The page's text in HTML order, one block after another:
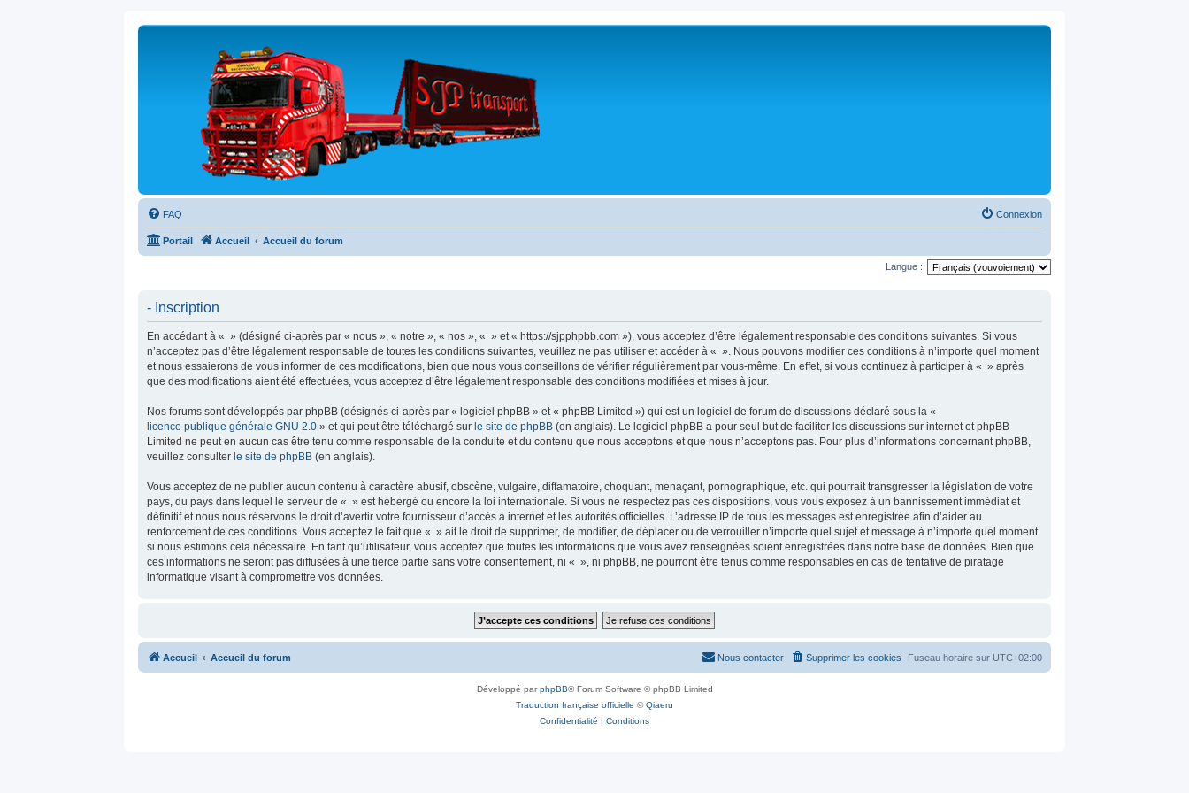
FAQ Connexion
Portail Accueil Accueil du forum
Langue :
- Inscription
En accédant à « » (désigné ci-après par « nous », « notre », « nos », « » et « https://sjpphpbb.com »), vous acceptez d’être légalement responsable des conditions suivantes. Si vous
n’acceptez pas d’être légalement responsable de toutes les conditions suivantes, veuillez ne pas utiliser et accéder à « ». Nous pouvons modifier ces conditions à n’importe quel moment
et nous essaierons de vous informer de ces modifications, bien que nous vous conseillons de vérifier régulièrement par vous-même. En effet, si vous continuez à participer à « » après
que des modifications aient été effectuées, vous acceptez d’être légalement responsable des conditions modifiées et mises à jour.
Nos forums sont développés par phpBB (désignés ci-après par « logiciel phpBB » et « phpBB Limited ») qui est un logiciel de forum de discussions déclaré sous la «
licence publique générale GNU 2.0 » et qui peut être téléchargé sur le site de phpBB (en anglais). Le logiciel phpBB a pour seul but de faciliter les discussions sur internet et phpBB
Limited ne peut en aucun cas être tenu comme responsable de la conduite et du contenu que nous acceptons et que nous n’acceptons pas. Pour plus d’informations concernant phpBB,
veuillez consulter le site de phpBB (en anglais).
Vous acceptez de ne publier aucun contenu à caractère abusif, obscène, vulgaire, diffamatoire, choquant, menaçant, pornographique, etc. qui pourrait transgresser la législation de votre
pays, du pays dans lequel le serveur de « » est hébergé ou encore la loi internationale. Si vous ne respectez pas ces dispositions, vous vous exposez à un bannissement immédiat et
définitif et nous nous réservons le droit d’avertir votre fournisseur d’accès à internet et les autorités officielles. L’adresse IP de tous les messages est enregistrée afin d’aider au
renforcement de ces conditions. Vous acceptez le fait que « » ait le droit de supprimer, de modifier, de déplacer ou de verrouiller n’importe quel sujet et message à n’importe quel moment
si nous estimons cela nécessaire. En tant qu’utilisateur, vous acceptez que toutes les informations que vous avez renseignées soient enregistrées dans notre base de données. Bien que
ces informations ne seront pas diffusées à une tierce partie sans votre consentement, ni « », ni phpBB, ne pourront être tenus comme responsables en cas de tentative de piratage
informatique visant à compromettre vos données.
Accueil Accueil du forum Fuseau horaire sur UTC+02:00
Supprimer les cookies
Nous contacter
Développé parphpBB® Forum Software © phpBB Limited
Traduction française officielle ©Qiaeru
Confidentialité | Conditions